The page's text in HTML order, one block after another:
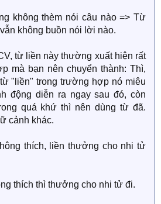
không thèm nói câu nào => Từ
không buồn nói lời nào.
từ liền này thường xuất hiện rất
mà bạn nên chuyển thành: Thì,
"liền" trong trường hợp nó miêu
động diễn ra ngay sau đó, còn
quá khứ thì nên dùng từ đã.
cảnh khác.
thích, liền thưởng cho nhi tử
thích thì thưởng cho nhi tử đi.